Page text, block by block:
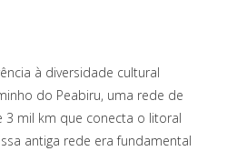
à diversidade cultural
do Peabiru, uma rede de
3 mil km que conecta o litoral
antiga rede era fundamental